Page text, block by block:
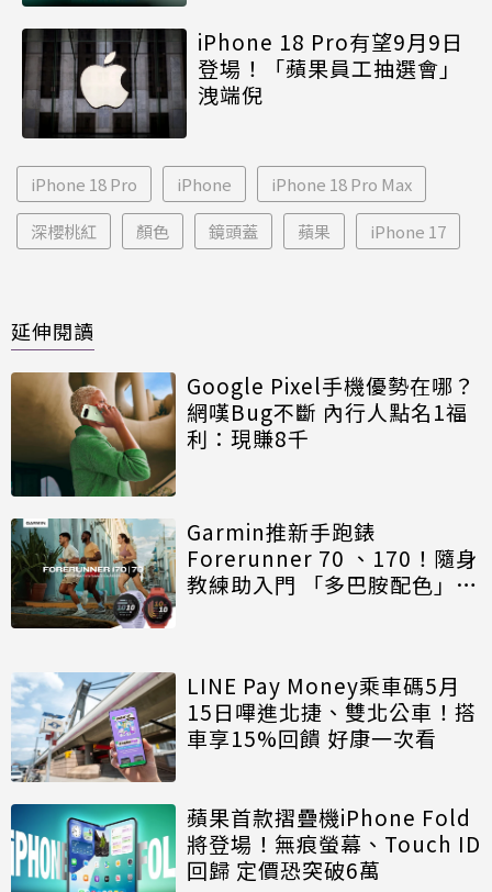
iPhone 18 Pro有望9月9日
登場！「蘋果員工抽選會」
洩端倪
iPhone 18 Pro iPhone iPhone 18 Pro Max
深櫻桃紅 顏色 鏡頭蓋 蘋果 iPhone 17
延伸閱讀
Google Pixel手機優勢在哪？
網嘆Bug不斷 內行人點名1福
利：現賺8千
Garmin推新手跑錶
Forerunner 70 、170！隨身
教練助入門 「多巴胺配色」亮
LINE Pay Money乘車碼5月
15日嗶進北捷、雙北公車！搭
車享15%回饋 好康一次看
蘋果首款摺疊機iPhone Fold
將登場！無痕螢幕、Touch ID
回歸 定價恐突破6萬